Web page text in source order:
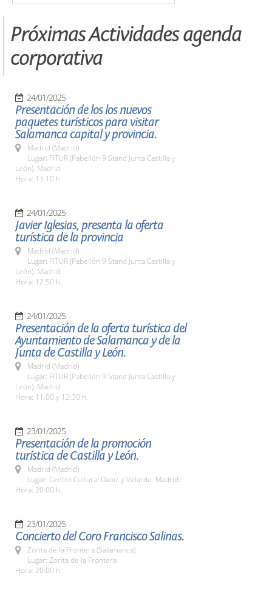
Próximas Actividades agenda
corporativa
24/01/2025
Presentación de los los nuevos
paquetes turísticos para visitar
Salamanca capital y provincia.
Madrid (Madrid)
Lugar: FITUR (Pabellón 9 Stand Junta Castilla y
León). Madrid
Hora: 13:10 h.
24/01/2025
Javier Iglesias, presenta la oferta
turística de la provincia
Madrid (Madrid)
Lugar: FITUR (Pabellón 9 Stand Junta Castilla y
León). Madrid
Hora: 12:50 h.
24/01/2025
Presentación de la oferta turística del
Ayuntamiento de Salamanca y de la
Junta de Castilla y León.
Madrid (Madrid)
Lugar: FITUR (Pabellón 9 Stand Junta Castilla y
León). Madrid.
Hora: 11:00 y 12:30 h.
23/01/2025
Presentación de la promoción
turística de Castilla y León.
Madrid (Madrid)
Lugar: Centro Cultural Daoiz y Velarde. Madrid.
Hora: 20:00 h.
23/01/2025
Concierto del Coro Francisco Salinas.
Zorita de la Frontera (Salamanca)
Lugar: Zorita de la Frontera
Hora: 20:00 h.